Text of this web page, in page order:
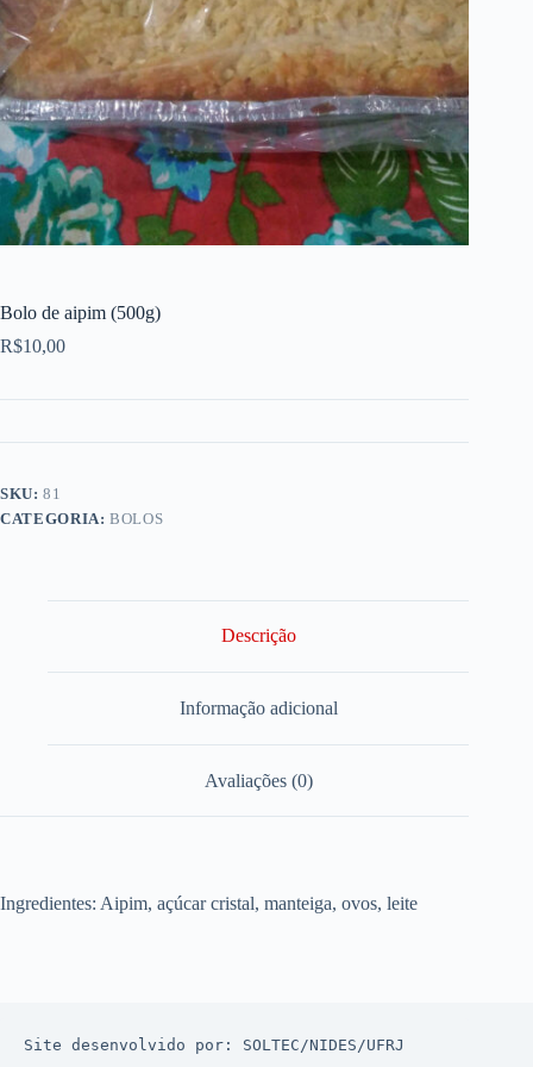
Bolo de aipim (500g)
R$10,00
SKU:81
CATEGORIA:BOLOS
Descrição
Informação adicional
Avaliações (0)
Ingredientes: Aipim, açúcar cristal, manteiga, ovos, leite
Site desenvolvido por: SOLTEC/NIDES/UFRJ